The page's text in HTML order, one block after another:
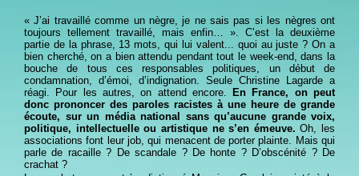
« J’ai travaillé comme un nègre, je ne sais pas si les nègres ont
toujours tellement travaillé, mais enfin… ». C’est la deuxième
partie de la phrase, 13 mots, qui lui valent... quoi au juste ? On a
bien cherché, on a bien attendu pendant tout le week-end, dans la
bouche de tous ces responsables politiques, un début de
condamnation, d’émoi, d’indignation. Seule Christine Lagarde a
réagi. Pour les autres, on attend encore.
En France, on peut
donc prononcer des paroles racistes à une heure de grande
écoute, sur un média national sans qu’aucune grande voix,
politique, intellectuelle ou artistique ne s’en émeuve. Oh, les
associations font leur job, qui menacent de porter plainte. Mais qui
parle de racaille ? De scandale ? De honte ? D’obscénité ? De
crachat ?